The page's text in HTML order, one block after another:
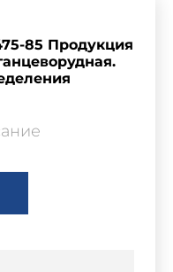
85 Продукция